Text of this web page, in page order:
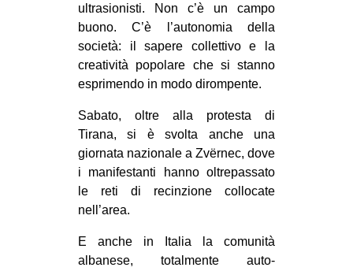
ultrasionisti. Non c’è un campo
buono. C’è l’autonomia della
società: il sapere collettivo e la
creatività popolare che si stanno
esprimendo in modo dirompente.
Sabato, oltre alla protesta di
Tirana, si è svolta anche una
giornata nazionale a Zvërnec, dove
i manifestanti hanno oltrepassato
le reti di recinzione collocate
nell’area.
E anche in Italia la comunità
albanese, totalmente auto-